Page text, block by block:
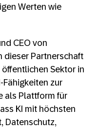
Werten wie
CEO von
dieser Partnerschaft
Sektor in
Fähigkeiten zur
als Plattform für
KI mit höchsten
Datenschutz,